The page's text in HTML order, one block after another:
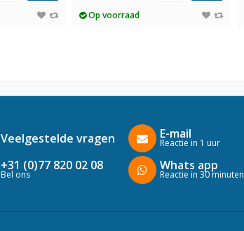
Op voorraad
Veelgestelde vragen
+31 (0)77 820 02 08
Bel ons
E-mail
Reactie in 1 uur
Whats app
Reactie in 30 minuten